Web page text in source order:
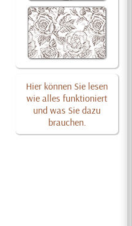
Hier können Sie lesen
wie alles funktioniert
und was Sie dazu
brauchen.